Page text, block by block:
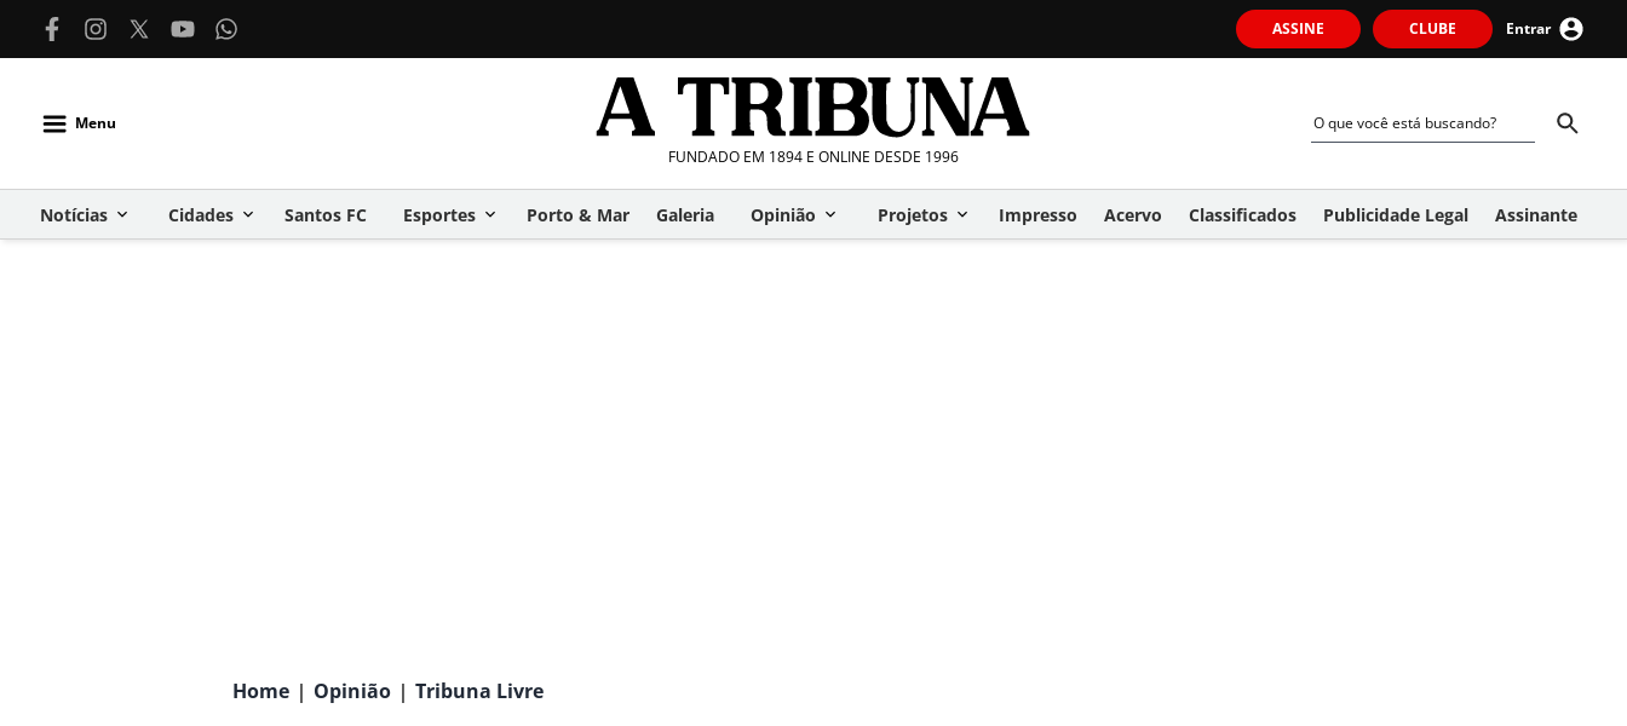
ASSINE CLUBE Entrar
Menu
FUNDADO EM 1894 E ONLINE DESDE 1996
Notícias Cidades Santos FC Esportes Porto & Mar Galeria Opinião Projetos Impresso Acervo Classificados Publicidade Legal Assinante
Home | Opinião | Tribuna Livre